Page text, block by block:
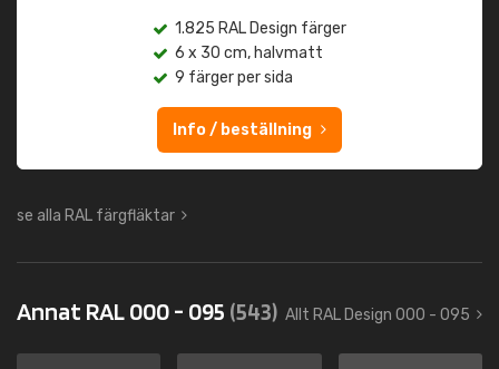
1.825 RAL Design färger
6 x 30 cm, halvmatt
9 färger per sida
Info / beställning
se alla RAL färgfläktar
Annat RAL 000 - 095 (543) Allt RAL Design 000 - 095